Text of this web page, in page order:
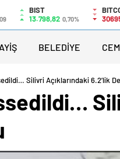
BIST
13.798,82 0,70%
BELEDİYE
Silivri Açıklarındaki 6.2’lik